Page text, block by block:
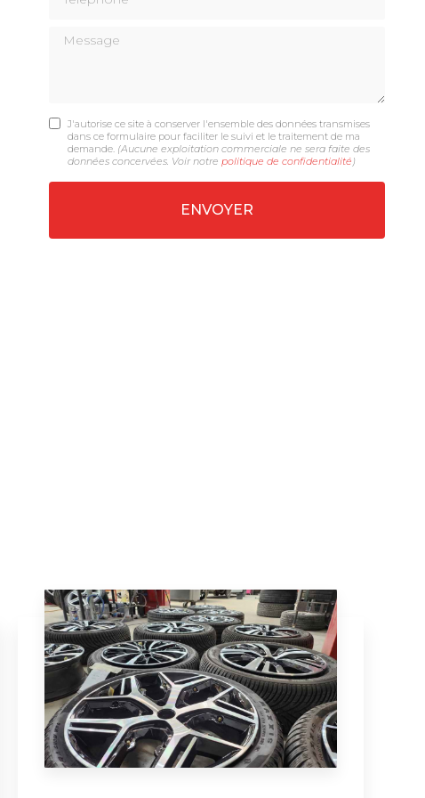
Message
J'autorise ce site à conserver l'ensemble des données transmises
dans ce formulaire pour faciliter le suivi et le traitement de ma
demande. (Aucune exploitation commerciale ne sera faite des
données concervées. Voir notre politique de confidentialité )